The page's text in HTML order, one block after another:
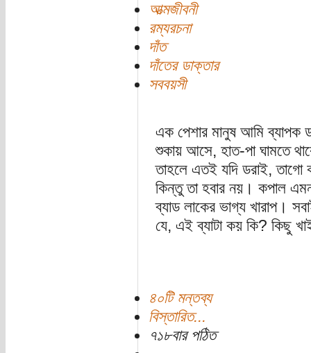
আত্মজীবনী
রম্যরচনা
দাঁত
দাঁতের ডাক্তার
সববয়সী
এক পেশার মানুষ আমি ব্যাপক
শুকায় আসে, হাত-পা ঘামতে
তাহলে এতই যদি ডরাই, তাগো
কিন্তু তা হবার নয়। কপাল
ব্যাড লাকের ভাগ্য খারাপ।
যে, এই ব্যাটা কয় কি? কিছু
৪০টি মন্তব্য
বিস্তারিত...
৭১৮বার পঠিত